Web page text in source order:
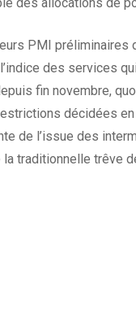
PMI
des services
fin novembre,
décidées en
de l’issue des
traditionnelle trêve